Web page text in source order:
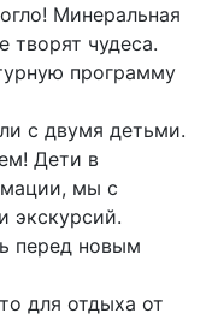
Минеральная
творят чудеса.
программу
с двумя детьми.
Дети в
мы с
экскурсий.
перед новым
для отдыха от